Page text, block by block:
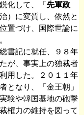
化して、「 先軍政
）に変質し、依然と
置づけ、国際世論に
書記に就任、９８年
が、事実上の独裁者
用した。２０１１年
となり、「金王朝」
験や韓国基地の砲撃
権力の維持を図って